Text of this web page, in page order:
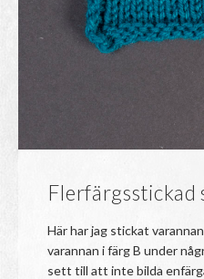
Flerfärgsstickad
Här har jag stickat
varannan i färg B under
sett till att inte bilda